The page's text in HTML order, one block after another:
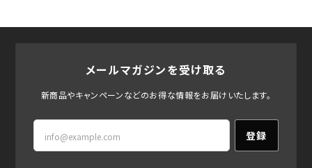
メールマガジンを受け取る
新商品やキャンペーンなどのお得な情報をお届けいたします。
登録